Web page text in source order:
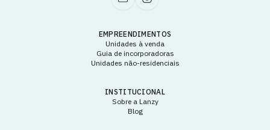
EMPREENDIMENTOS
Unidades à venda
Guia de incorporadoras
Unidades não-residenciais
INSTITUCIONAL
Sobre a Lanzy
Blog